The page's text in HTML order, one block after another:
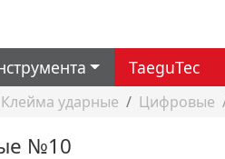
TaeguTec
Клейма ударные Цифровые
№10